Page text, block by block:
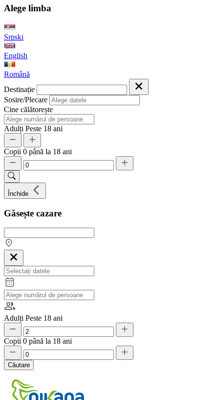
Alege limba
Srpski
English
Română
Destinație
Sosire/Plecare
Cine călătorește
Adulți Peste 18 ani
Copii 0 până la 18 ani
Închide
Găsește cazare
Adulți Peste 18 ani
Copii 0 până la 18 ani
Căutare